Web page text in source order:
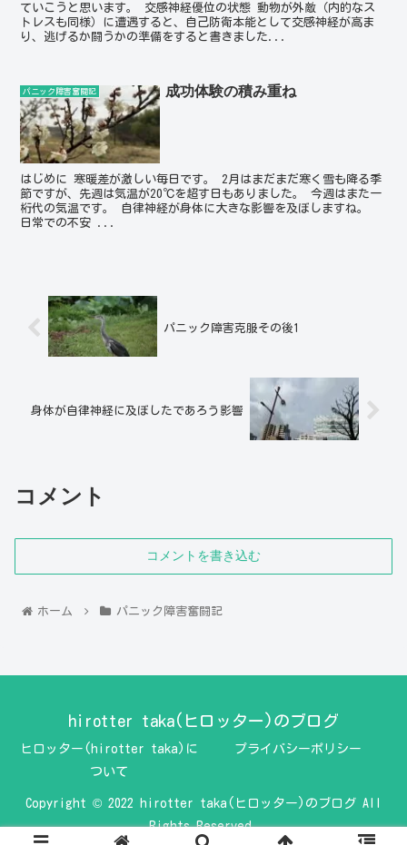
ていこうと思います。 交感神経優位の状態 動物が外敵（内的なス
トレスも同様）に遭遇すると、自己防衛本能として交感神経が高ま
り、逃げるか闘うかの準備をすると書きました...
パニック障害奮闘記 成功体験の積み重ね
はじめに 寒暖差が激しい毎日です。 2月はまだまだ寒く雪も降る季
節ですが、先週は気温が20℃を超す日もありました。 今週はまた一
桁代の気温です。 自律神経が身体に大きな影響を及ぼしますね。
日常での不安 ...
パニック障害克服その後1
身体が自律神経に及ぼしたであろう影響
コメント
コメントを書き込む
ホーム パニック障害奮闘記
hirotter taka(ヒロッター)のブログ
ヒロッター(hirotter taka)に
ついて
プライバシーポリシー
Copyright © 2022 hirotter taka(ヒロッター)のブログ All
Rights Reserved.